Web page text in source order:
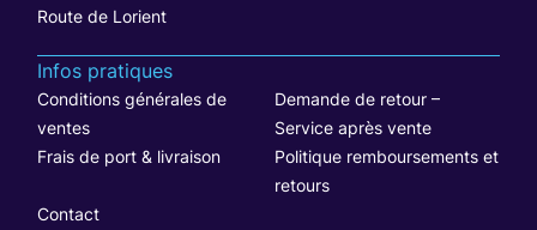
Route de Lorient
Infos pratiques
Conditions générales de
ventes
Demande de retour –
Service après vente
Frais de port & livraison
Politique remboursements et
retours
Contact